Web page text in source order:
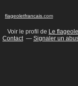
flageoletfrancais .com
Voir le profil de Le
Contact
Signaler un